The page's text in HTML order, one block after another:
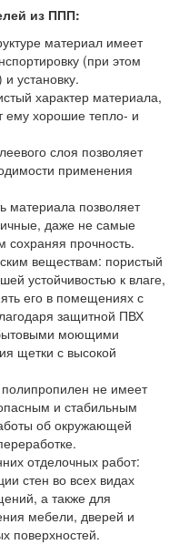
из ППП:
материал имеет
(при этом
установку.
характер материала,
ему хорошие тепло- и
слоя позволяет
применения
материала позволяет
даже не самые
сохраняя прочность.
веществам: пористый
устойчивостью к влаге,
его в помещениях с
защитной ПВХ
моющими
щетки с высокой
полипропилен не имеет
и стабильным
об окружающей
отделочных работ:
стен во всех видах
а также для
мебели, дверей и
поверхностей.